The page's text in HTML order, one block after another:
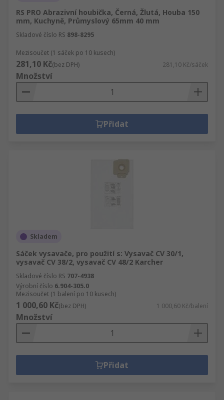
RS PRO Abrazivní houbička, Černá, Žlutá, Houba 150
mm, Kuchyně, Průmyslový 65mm 40 mm
Skladové číslo RS 898-8295
Mezisoučet (1 sáček po 10 kusech)
281,10 Kč(bez DPH) 281,10 Kč/sáček
Množství
Přidat
Skladem
Sáček vysavače, pro použití s: Vysavač CV 30/1,
vysavač CV 38/2, vysavač CV 48/2 Karcher
Skladové číslo RS 707-4938
Výrobní číslo 6.904-305.0
Mezisoučet (1 balení po 10 kusech)
1 000,60 Kč(bez DPH) 1 000,60 Kč/balení
Množství
Přidat